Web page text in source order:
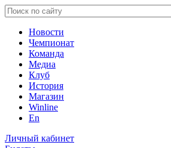
Новости
Чемпионат
Команда
Медиа
Клуб
История
Магазин
Winline
En
Личный кабинет